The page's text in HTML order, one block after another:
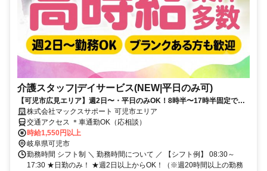
介護スタッフ|デイサービス(NEW|平日のみ可)
【可児市広見エリア】週2日〜・平日のみOK！8時半〜17時半固定で残
業ほぼなし×日払い可のデイサービス介護スタッフ
株式会社マックスサポート 可児市エリア
交通アクセス ＊車通勤OK（応相談）
時給1,550円以上
岐阜県可児市
勤務時間 シフト制 ＼ 勤務時間について ／ 【シフト例】 08:30～
17:30 ★日勤のみ！ ★週2日以上からOK！（※週20時間以上の勤務